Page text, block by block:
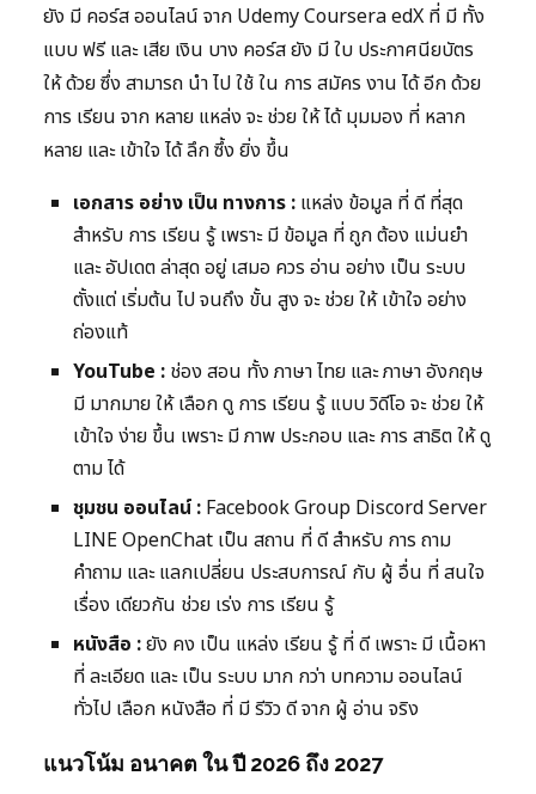
ยัง มี คอร์ส ออนไลน์ จาก Udemy Coursera edX ที่ มี ทั้ง
แบบ ฟรี และ เสีย เงิน บาง คอร์ส ยัง มี ใบ ประกาศนียบัตร
ให้ ด้วย ซึ่ง สามารถ นำ ไป ใช้ ใน การ สมัคร งาน ได้ อีก ด้วย
การ เรียน จาก หลาย แหล่ง จะ ช่วย ให้ ได้ มุมมอง ที่ หลาก
หลาย และ เข้าใจ ได้ ลึก ซึ้ง ยิ่ง ขึ้น
เอกสาร อย่าง เป็น ทางการ : แหล่ง ข้อมูล ที่ ดี ที่สุด
สำหรับ การ เรียน รู้ เพราะ มี ข้อมูล ที่ ถูก ต้อง แม่นยำ
และ อัปเดต ล่าสุด อยู่ เสมอ ควร อ่าน อย่าง เป็น ระบบ
ตั้งแต่ เริ่มต้น ไป จนถึง ขั้น สูง จะ ช่วย ให้ เข้าใจ อย่าง
ถ่องแท้
YouTube : ช่อง สอน ทั้ง ภาษา ไทย และ ภาษา อังกฤษ
มี มากมาย ให้ เลือก ดู การ เรียน รู้ แบบ วิดีโอ จะ ช่วย ให้
เข้าใจ ง่าย ขึ้น เพราะ มี ภาพ ประกอบ และ การ สาธิต ให้ ดู
ตาม ได้
ชุมชน ออนไลน์ : Facebook Group Discord Server
LINE OpenChat เป็น สถาน ที่ ดี สำหรับ การ ถาม
คำถาม และ แลกเปลี่ยน ประสบการณ์ กับ ผู้ อื่น ที่ สนใจ
เรื่อง เดียวกัน ช่วย เร่ง การ เรียน รู้
หนังสือ :ยัง คง เป็น แหล่ง เรียน รู้ ที่ ดี เพราะ มี เนื้อหา
ที่ ละเอียด และ เป็น ระบบ มาก กว่า บทความ ออนไลน์
ทั่วไป เลือก หนังสือ ที่ มี รีวิว ดี จาก ผู้ อ่าน จริง
แนวโน้ม อนาคต ใน ปี 2026 ถึง 2027